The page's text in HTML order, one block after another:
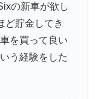
の新車が欲し
ど貯金してき
を買って良い
う経験をした